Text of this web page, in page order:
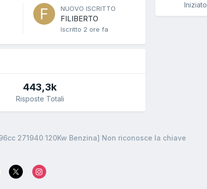
NUOVO ISCRITTO
FILIBERTO
Iscritto 2 ore fa
443,3k
Risposte Totali
Iniziato
271940 120Kw Benzina] Non riconosce la chiave